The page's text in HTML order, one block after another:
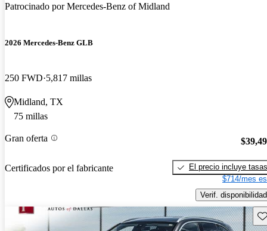
Patrocinado porMercedes-Benz of Midland
2026 Mercedes-Benz GLB
250 FWD 5,817 millas
Midland, TX
75 millas
Gran oferta
Certificados por el fabricante
El precio incluye tasas
$714/mes
Verif. disponibilidad